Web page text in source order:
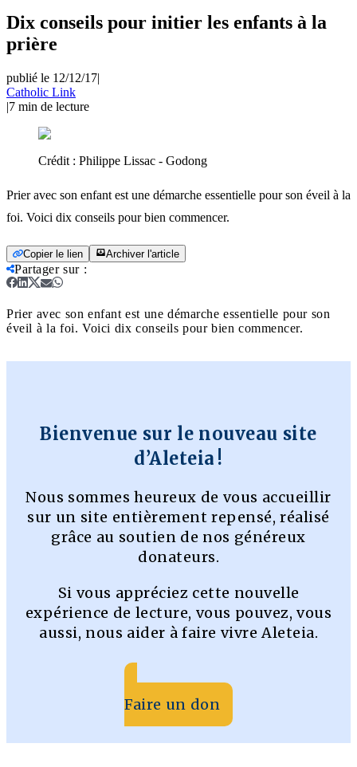
Dix conseils pour initier les enfants à la
prière
publié le 12/12/17|
Catholic Link
|7 min de lecture
Crédit : Philippe Lissac - Godong
Prier avec son enfant est une démarche essentielle pour son éveil à la
foi. Voici dix conseils pour bien commencer.
Copier le lien Archiver l'article
Partager sur:
Prier avec son enfant est une démarche essentielle pour son
éveil à la foi. Voici dix conseils pour bien commencer.
Bienvenue sur le nouveau site
d’Aleteia !
Nous sommes heureux de vous accueillir
sur un site entièrement repensé, réalisé
grâce au soutien de nos généreux
donateurs.
Si vous appréciez cette nouvelle
expérience de lecture, vous pouvez, vous
aussi, nous aider à faire vivre Aleteia.
Faire un don